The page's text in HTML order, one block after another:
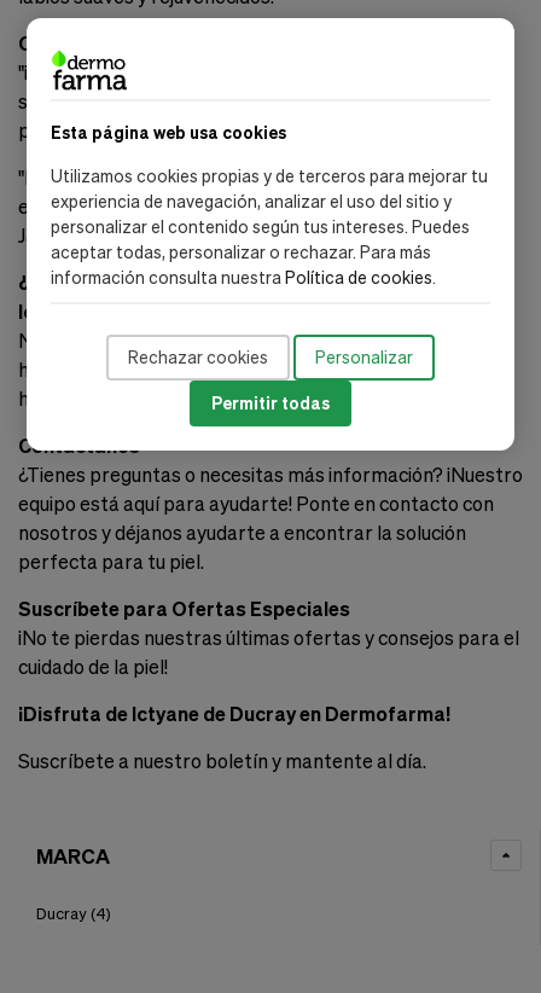
Esta página web usa cookies
Utilizamos cookies propias y de terceros para mejorar tu
experiencia de navegación, analizar el uso del sitio y
personalizar el contenido según tus intereses. Puedes
aceptar todas, personalizar o rechazar. Para más
información consulta nuestraPolítica de cookies.
Rechazar cookies Personalizar
Permitir todas
Opiniones Reales de Clientes:
"¡Nunca pensé que mi piel pudiera sentirse tan suave y
saludable! Ictyane ha sido un verdadero cambio de juego
para mí." - Ana S., Cliente Satisfecha
"Después de años de luchar con la piel seca, finalmente
encontré una solución que funciona. ¡Gracias, Ictyane!" -
Javier M., Cliente Fiel
¿Estás Listo para Experimentar la Diferencia con
Ictyane?
No esperes más para disfrutar de una piel suave,
hidratada y radiante. Descubre lo que Ictyane puede
hacer por ti hoy mismo.
Contáctanos
¿Tienes preguntas o necesitas más información? ¡Nuestro
equipo está aquí para ayudarte! Ponte en contacto con
nosotros y déjanos ayudarte a encontrar la solución
perfecta para tu piel.
Suscríbete para Ofertas Especiales
¡No te pierdas nuestras últimas ofertas y consejos para el
cuidado de la piel!
¡Disfruta de Ictyane de Ducray en Dermofarma!
Suscríbete a nuestro boletín y mantente al día.
MARCA
Ducray (4)